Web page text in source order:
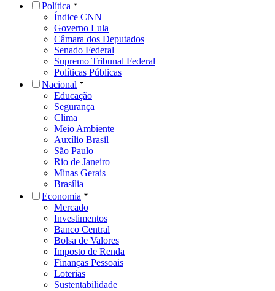
Política
Índice CNN
Governo Lula
Câmara dos Deputados
Senado Federal
Supremo Tribunal Federal
Políticas Públicas
Nacional
Educação
Segurança
Clima
Meio Ambiente
Auxílio Brasil
São Paulo
Rio de Janeiro
Minas Gerais
Brasília
Economia
Mercado
Investimentos
Banco Central
Bolsa de Valores
Imposto de Renda
Finanças Pessoais
Loterias
Sustentabilidade